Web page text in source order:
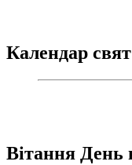
Календар свят
Вітання